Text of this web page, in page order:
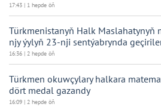
17:43 | 1 hepde öň
Türkmenistanyň Halk Maslahatynyň
njy ýylyň 23-nji sentýabrynda
16:36 | 2 hepde öň
Türkmen okuwçylary halkara
dört medal gazandy
16:09 | 2 hepde öň